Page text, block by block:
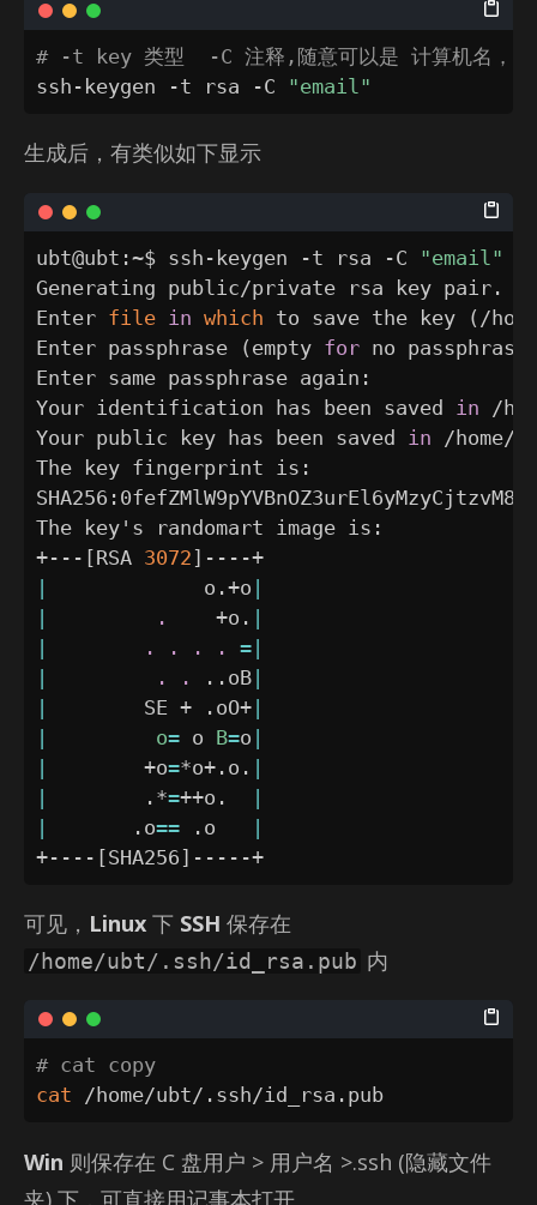
# -t key 类型  -C 注释,随意可以是 计算机名，
ssh-keygen -t rsa -C "email"
生成后，有类似如下显示
ubt@ubt:~$ ssh-keygen -t rsa -C "email"
Generating public/private rsa key pair.
Enter file in which to save the key ( /
Enter passphrase
( empty for no passphrase
Enter same passphrase again:
Your identification has been saved in /
Your public key has been saved in /home/
The key fingerprint is:
The key's randomart image is:
+--- [RSA 3072 ]
|
             o.+o
|
|
.
    +o.
|
|
. . . . = |
|
. . .. oB |
|
        SE + .oO+
|
|
o= o B=o |
|
        +o
=*o+.o. |
|
        .*
=++o.
|
|
       .o
== .o
|
+---- [SHA256 ] -----+
可见， Linux 下 SSH 保存在
/home/ubt/.ssh/id_rsa.pub 内
# cat copy
cat /home/ubt/.ssh/id_rsa.pub
Win 则保存在 C 盘用户 > 用户名 >.ssh (隐藏文件
夹) 下，可直接用记事本打开